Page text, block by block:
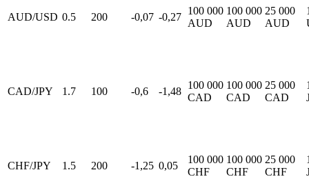
AUD/USD 0.5 200 -0,07 -0,27
100 000
AUD
100 000
AUD
25 000
AUD
CAD/JPY 1.7 100 -0,6 -1,48
100 000
CAD
100 000
CAD
25 000
CAD
CHF/JPY 1.5 200 -1,25 0,05
100 000
CHF
100 000
CHF
25 000
CHF